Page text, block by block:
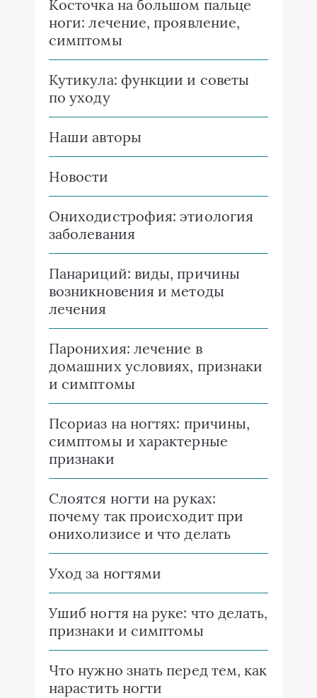
Косточка на большом пальце
ноги: лечение, проявление,
симптомы
Кутикула: функции и советы
по уходу
Наши авторы
Новости
Ониходистрофия: этиология
заболевания
Панариций: виды, причины
возникновения и методы
лечения
Паронихия: лечение в
домашних условиях, признаки
и симптомы
Псориаз на ногтях: причины,
симптомы и характерные
признаки
Слоятся ногти на руках:
почему так происходит при
онихолизисе и что делать
Уход за ногтями
Ушиб ногтя на руке: что делать,
признаки и симптомы
Что нужно знать перед тем, как
нарастить ногти